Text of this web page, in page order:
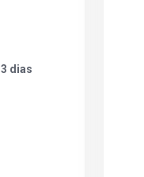
3 dias